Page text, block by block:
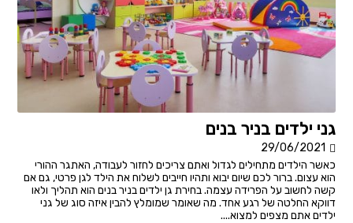
גני ילדים בניר בנים
29/06/2021
כאשר הילדים מתחילים לגדול ואתם צריכים לחזור לעבודה, האתגר ההורי
הוא עצום. ברור לכם שיום יבוא ותהיו חייבים לשלוח את הילד לגן פרטי, גם אם
קשה לחשוב על הפרידה עצמה. בחירת גן ילדים בניר בנים הוא תהליך ולאו
דווקא החלטה של רגע אחד. מה שאומר שמומלץ להבין איזה סוג של גני
ילדים אתם מצפים למצוא....